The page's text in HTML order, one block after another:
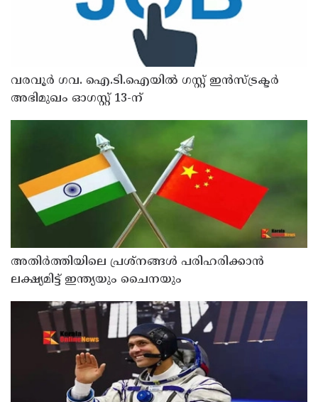
വരവൂർ ഗവ. ഐ.ടി.ഐയിൽ ഗസ്റ്റ് ഇൻസ്ട്രക്ടർ
അഭിമുഖം ഓഗസ്റ്റ് 13-ന്
അതിർത്തിയിലെ പ്രശ്നങ്ങൾ പരിഹരിക്കാൻ
ലക്ഷ്യമിട്ട് ഇന്ത്യയും ചൈനയും